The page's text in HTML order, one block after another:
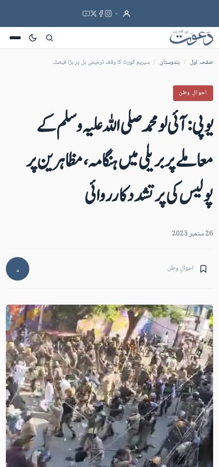
صفحہ اول / ہندوستان / سپریم کورٹ کا وقف ترمیمی بل پر بڑا فیصلہ
احوالِ وطن
یو پی:آئی لو محمد صلی اللہ علیہ وسلم کے
معاملے پر بریلی میں ہنگامہ ،مظاہرین پر
پولیس کی پر تشدد کارروائی
26 ستمبر 2025
د احوالِ وطن